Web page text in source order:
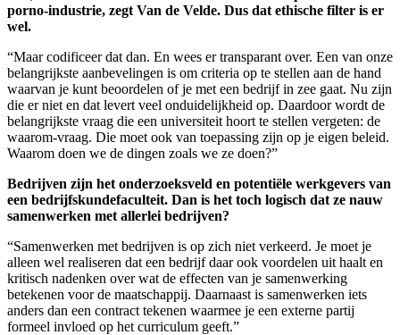
porno-industrie, zegt Van de Velde. Dus dat ethische filter is er
wel.
“Maar codificeer dat dan. En wees er transparant over. Een van onze
belangrijkste aanbevelingen is om criteria op te stellen aan de hand
waarvan je kunt beoordelen of je met een bedrijf in zee gaat. Nu zijn
die er niet en dat levert veel onduidelijkheid op. Daardoor wordt de
belangrijkste vraag die een universiteit hoort te stellen vergeten: de
waarom-vraag. Die moet ook van toepassing zijn op je eigen beleid.
Waarom doen we de dingen zoals we ze doen?”
Bedrijven zijn het onderzoeksveld en potentiële werkgevers van
een bedrijfskundefaculteit. Dan is het toch logisch dat ze nauw
samenwerken met allerlei bedrijven?
“Samenwerken met bedrijven is op zich niet verkeerd. Je moet je
alleen wel realiseren dat een bedrijf daar ook voordelen uit haalt en
kritisch nadenken over wat de effecten van je samenwerking
betekenen voor de maatschappij. Daarnaast is samenwerken iets
anders dan een contract tekenen waarmee je een externe partij
formeel invloed op het curriculum geeft.”